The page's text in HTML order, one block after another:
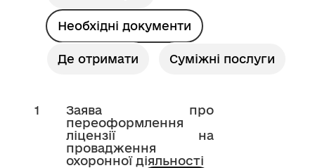
Необхідні документи
Де отримати Суміжні послуги
1
Заява про
переоформлення
ліцензії на
провадження
охоронної діяльності